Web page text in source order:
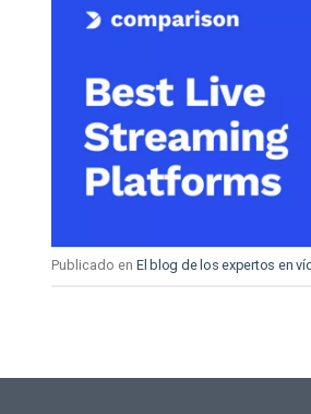
Publicado en El blog de los expertos en